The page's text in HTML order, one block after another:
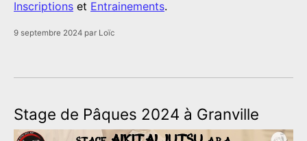
Inscriptions et Entrainements.
9 septembre 2024 par Loïc
Stage de Pâques 2024 à Granville